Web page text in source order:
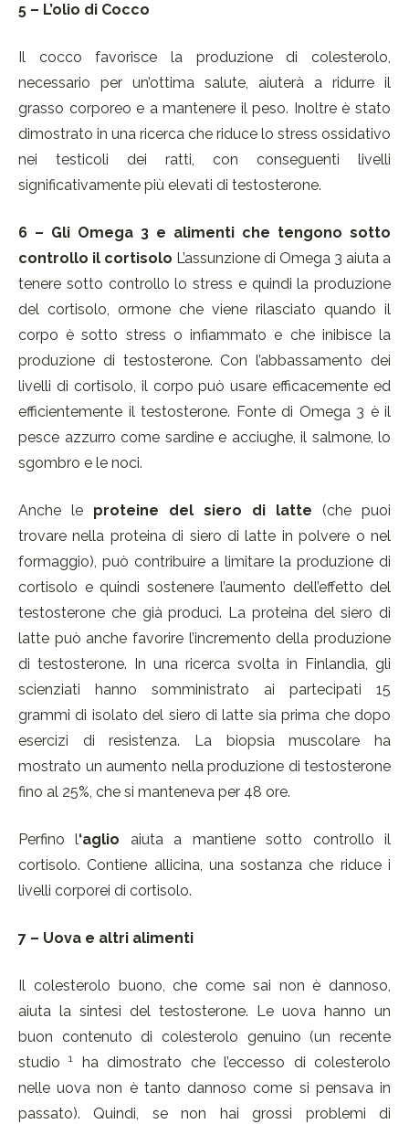
5 – L’olio di Cocco
Il cocco favorisce la produzione di colesterolo,
necessario per un’ottima salute, aiuterà a ridurre il
grasso corporeo e a mantenere il peso. Inoltre è stato
dimostrato in una ricerca che riduce lo stress ossidativo
nei testicoli dei ratti, con conseguenti livelli
significativamente più elevati di testosterone.
6 – Gli Omega 3 e alimenti che tengono sotto
controllo il cortisolo L’assunzione di Omega 3 aiuta a
tenere sotto controllo lo stress e quindi la produzione
del cortisolo, ormone che viene rilasciato quando il
corpo è sotto stress o infiammato e che inibisce la
produzione di testosterone. Con l’abbassamento dei
livelli di cortisolo, il corpo può usare efficacemente ed
efficientemente il testosterone. Fonte di Omega 3 è il
pesce azzurro come sardine e acciughe, il salmone, lo
sgombro e le noci.
Anche le proteine del siero di latte (che puoi
trovare nella proteina di siero di latte in polvere o nel
formaggio), può contribuire a limitare la produzione di
cortisolo e quindi sostenere l’aumento dell’effetto del
testosterone che già produci. La proteina del siero di
latte può anche favorire l’incremento della produzione
di testosterone. In una ricerca svolta in Finlandia, gli
scienziati hanno somministrato ai partecipati 15
grammi di isolato del siero di latte sia prima che dopo
esercizi di resistenza. La biopsia muscolare ha
mostrato un aumento nella produzione di testosterone
fino al 25%, che si manteneva per 48 ore.
Perfino l‘aglio aiuta a mantiene sotto controllo il
cortisolo. Contiene allicina, una sostanza che riduce i
livelli corporei di cortisolo.
7 – Uova e altri alimenti
Il colesterolo buono, che come sai non è dannoso,
aiuta la sintesi del testosterone. Le uova hanno un
buon contenuto di colesterolo genuino (un recente
studio1
ha dimostrato che l’eccesso di colesterolo
nelle uova non è tanto dannoso come si pensava in
passato). Quindi, se non hai grossi problemi di